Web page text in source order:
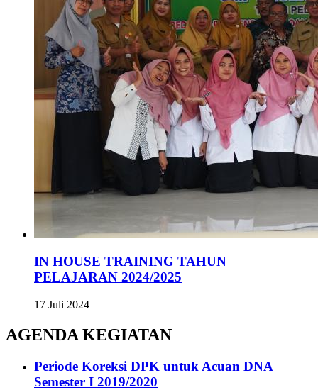
IN HOUSE TRAINING TAHUN
PELAJARAN 2024/2025
17 Juli 2024
AGENDA KEGIATAN
Periode Koreksi DPK untuk Acuan DNA
Semester I 2019/2020